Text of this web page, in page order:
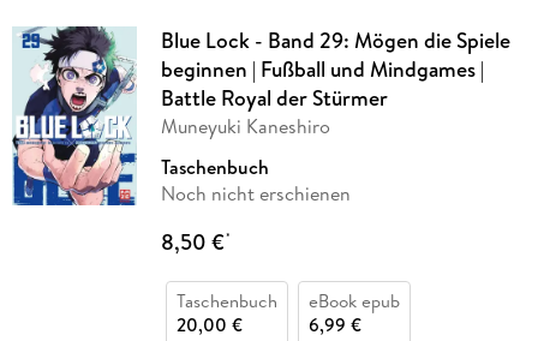
Blue Lock - Band 29: Mögen die Spiele
beginnen | Fußball und Mindgames |
Battle Royal der Stürmer
Muneyuki Kaneshiro
Taschenbuch
Noch nicht erschienen
8,50 €*
Taschenbuch
20,00 €
eBook epub
6,99 €